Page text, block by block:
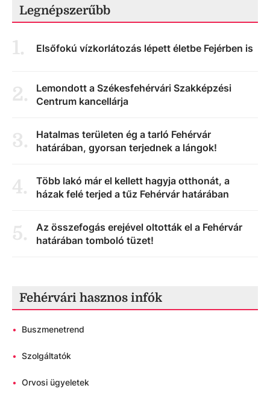
Legnépszerűbb
1. Elsőfokú vízkorlátozás lépett életbe Fejérben is
2.
Lemondott a Székesfehérvári Szakképzési
Centrum kancellárja
3.
Hatalmas területen ég a tarló Fehérvár
határában, gyorsan terjednek a lángok!
4.
Több lakó már el kellett hagyja otthonát, a
házak felé terjed a tűz Fehérvár határában
5.
Az összefogás erejével oltották el a Fehérvár
határában tomboló tüzet!
Fehérvári hasznos infók
• Buszmenetrend
• Szolgáltatók
• Orvosi ügyeletek